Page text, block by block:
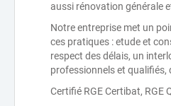
aussi rénovation générale
Notre entreprise met un
ces pratiques : etude et
respect des délais, un
professionnels et qualifiés,
Certifié RGE Certibat, RGE